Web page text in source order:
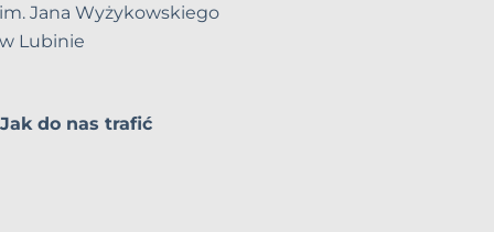
im. Jana Wyżykowskiego
w Lubinie
Jak do nas trafić